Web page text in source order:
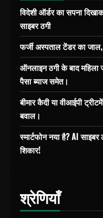
विदेशी ऑर्डर का सपना
साइबर ठगी
फर्जी अस्पताल टेंडर का
ऑनलाइन ठगी के बाद महिला
पैसा ब्याज समेत।
बीमार कैदी या वीआईपी
बवाल।
स्मार्टफोन नया है? AI
शिकार!
श्रेणियाँ